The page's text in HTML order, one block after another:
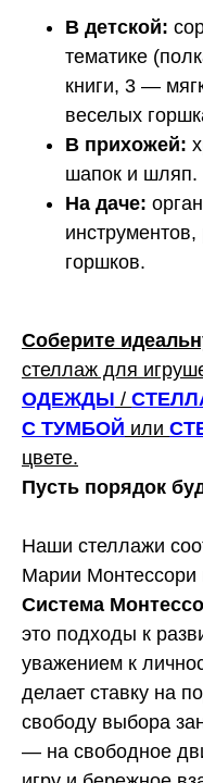
В детской:
тематике
книги, 3 —
веселых
В прихожей:
шапок и шляп.
На даче:
горшков.
Соберите
стеллаж для
ОДЕЖДЫ /
С ТУМБОЙ или
цвете.
Пусть порядок
Наши стеллажи
Марии
Система
это подходы к
уважением к
делает ставку на
свободу выбора
— на свободное